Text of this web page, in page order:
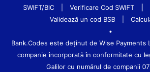
SWIFT/BIC
Verificare Cod SWIFT
Validează un cod BSB
•
Bank.Codes este deținut de Wise Payments
companie încorporată în conformitate cu
Galilor cu numărul de companii